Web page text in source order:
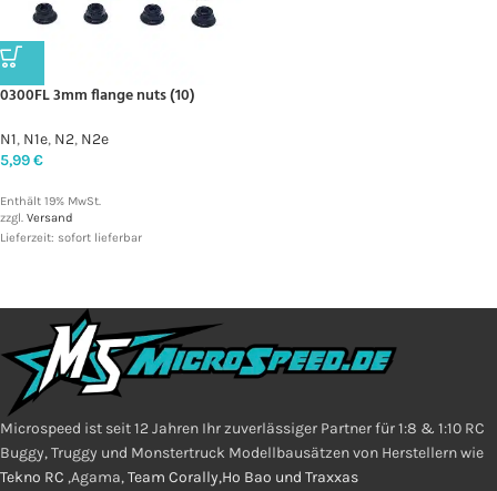
0300FL 3mm flange nuts (10)
N1, N1e, N2, N2e
5,99€
Enthält 19% MwSt.
zzgl. Versand
Lieferzeit: sofort lieferbar
Microspeed ist seit 12 Jahren Ihr zuverlässiger Partner für 1:8 & 1:10 RC
Buggy, Truggy und Monstertruck Modellbausätzen von Herstellern wie
Tekno RC ,Agama,Team Corally,Ho Bao und Traxxas